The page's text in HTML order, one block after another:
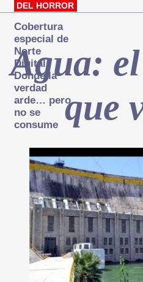
DEL HORROR
Cobertura
especial de
Norte
Digital:
Donde la
verdad
arde… pero
no se
consume
Agua:
que